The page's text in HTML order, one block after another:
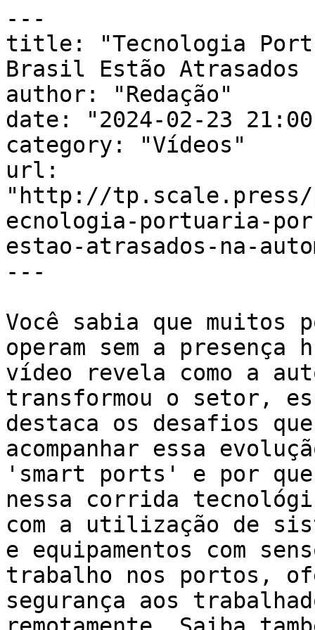
---
title: "Tecnologia
Brasil Estão Atrasados
author: "Redação"
date: "2024-02-23
category: "Vídeos"
url:
"http://
ecnologia-portuaria-
estao-atrasados-na-
---
Você sabia que muitos
operam sem a presença
vídeo revela como a
transformou o setor,
destaca os desafios
acompanhar essa
'smart ports' e por
nessa corrida
com a utilização de
e equipamentos com
trabalho nos portos,
segurança aos